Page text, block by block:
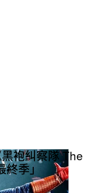
袍糾察隊 The
終季」